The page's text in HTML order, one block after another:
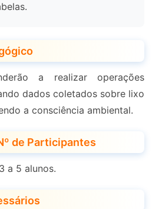
a realizar operações
dados coletados sobre lixo
a consciência ambiental.
de Participantes
a 5 alunos.